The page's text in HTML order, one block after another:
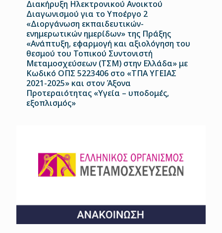
Διακήρυξη Ηλεκτρονικού Ανοικτού
Διαγωνισμού για το Υποέργο 2
«Διοργάνωση εκπαιδευτικών-
ενημερωτικών ημερίδων» της Πράξης
«Ανάπτυξη, εφαρμογή και αξιολόγηση του
θεσμού του Τοπικού Συντονιστή
Μεταμοσχεύσεων (ΤΣΜ) στην Ελλάδα» με
Κωδικό ΟΠΣ 5223406 στο «ΤΠΑ ΥΓΕΙΑΣ
2021-2025» και στον Άξονα
Προτεραιότητας «Υγεία – υποδομές,
εξοπλισμός»